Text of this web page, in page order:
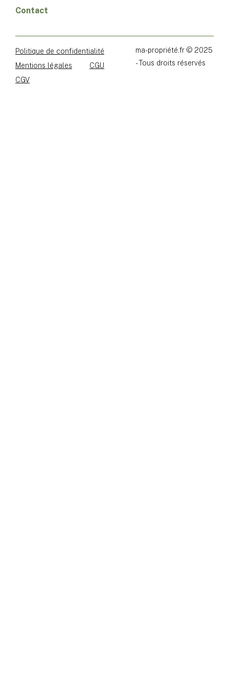
Contact
Politique de confidentialité
Mentions légales
CGU
CGV
ma-propriété.fr © 2025
- Tous droits réservés